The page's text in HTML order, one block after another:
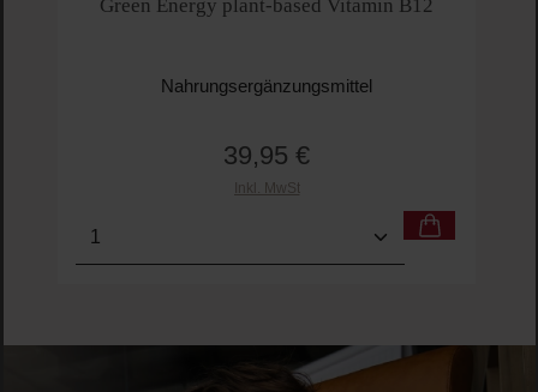
Green Energy plant-based Vitamin B12
Nahrungsergänzungsmittel
Regulärer Preis:
39,95 €
Inkl. MwSt
Produkt Anzahl: Gib den gewünschten Wert